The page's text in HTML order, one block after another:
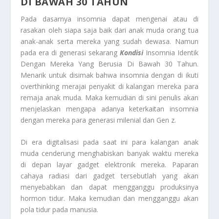
Pada dasarnya insomnia dapat mengenai atau di
rasakan oleh siapa saja baik dari anak muda orang tua
anak-anak serta mereka yang sudah dewasa. Namun
pada era di generasi sekarang Kondisi Insomnia Identik
Dengan Mereka Yang Berusia Di Bawah 30 Tahun.
Menarik untuk disimak bahwa insomnia dengan di ikuti
overthinking merajai penyakit di kalangan mereka para
remaja anak muda. Maka kemudian di sini penulis akan
menjelaskan mengapa adanya keterkaitan insomnia
dengan mereka para generasi milenial dan Gen z.
Di era digitalisasi pada saat ini para kalangan anak
muda cenderung menghabiskan banyak waktu mereka
di depan layar gadget elektronik mereka. Paparan
cahaya radiasi dari gadget tersebutlah yang akan
menyebabkan dan dapat mengganggu produksinya
hormon tidur. Maka kemudian dan mengganggu akan
pola tidur pada manusia.